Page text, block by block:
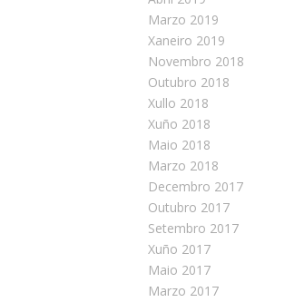
Marzo 2019
Xaneiro 2019
Novembro 2018
Outubro 2018
Xullo 2018
Xuño 2018
Maio 2018
Marzo 2018
Decembro 2017
Outubro 2017
Setembro 2017
Xuño 2017
Maio 2017
Marzo 2017